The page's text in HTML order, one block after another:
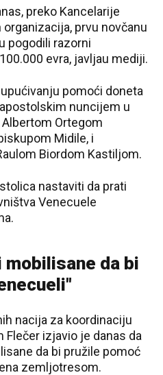
preko Kancelarije
prvu novčanu
pogodili razorni
evra, javljau mediji.
pomoći doneta
nuncijem u
Ortegom
Midile, i
Biordom Kastiljom.
nastaviti da prati
Venecuele
mobilisane da bi
nacija za koordinaciju
Flečer izjavio je danas da
da bi pružile pomoć
zemljotresom.